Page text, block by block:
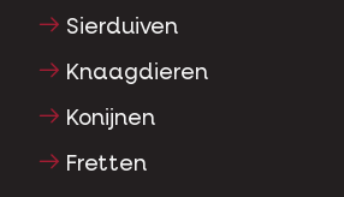
Sierduiven
Knaagdieren
Konijnen
Fretten